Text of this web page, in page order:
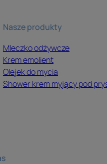
Nasze produkty
Mleczko odżywcze
Krem emolient
Olejek do mycia
Shower krem myjący pod